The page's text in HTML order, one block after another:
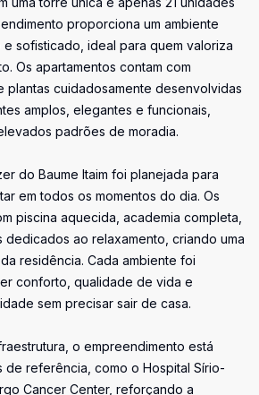
proporciona um ambiente
sofisticado, ideal para quem valoriza
Os apartamentos contam com
plantas cuidadosamente desenvolvidas
amplos, elegantes e funcionais,
padrões de moradia.
do Baume Itaim foi planejada para
em todos os momentos do dia. Os
piscina aquecida, academia completa,
dedicados ao relaxamento, criando uma
residência. Cada ambiente foi
conforto, qualidade de vida e
sem precisar sair de casa.
o empreendimento está
de referência, como o Hospital Sírio-
Cancer Center, reforçando a